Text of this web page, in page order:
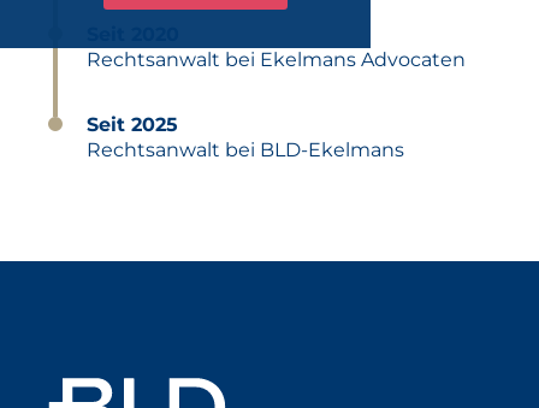
Rechtsanwalt bei Ekelmans Advocaten
Seit 2025
Rechtsanwalt bei BLD-Ekelmans